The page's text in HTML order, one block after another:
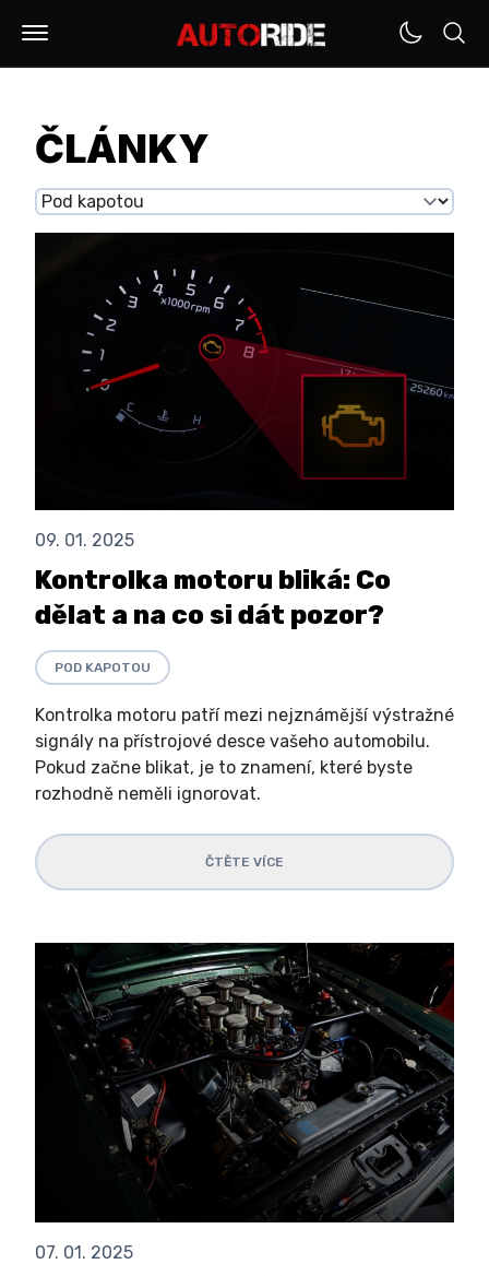
ČLÁNKY
09. 01. 2025
Kontrolka motoru bliká: Co
dělat a na co si dát pozor?
POD KAPOTOU
Kontrolka motoru patří mezi nejznámější výstražné
signály na přístrojové desce vašeho automobilu.
Pokud začne blikat, je to znamení, které byste
rozhodně neměli ignorovat.
ČTĚTE VÍCE
07. 01. 2025